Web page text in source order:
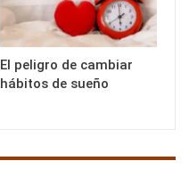
El peligro de cambiar
hábitos de sueño